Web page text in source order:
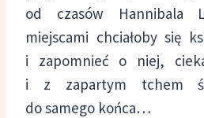
od czasów Hannibala
miejscami chciałoby się
i zapomnieć o niej,
i z zapartym tchem
do samego końca…